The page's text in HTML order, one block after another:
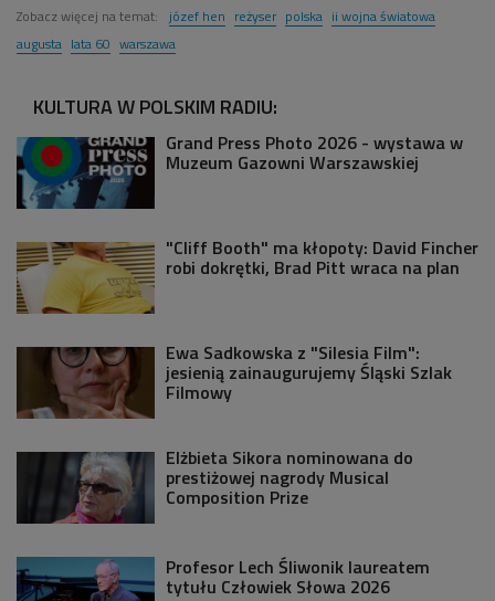
Zobacz więcej na temat: józef hen reżyser polska ii wojna światowa
augusta lata 60 warszawa
KULTURA W POLSKIM RADIU:
Grand Press Photo 2026 - wystawa w
Muzeum Gazowni Warszawskiej
"Cliff Booth" ma kłopoty: David Fincher
robi dokrętki, Brad Pitt wraca na plan
Ewa Sadkowska z "Silesia Film":
jesienią zainaugurujemy Śląski Szlak
Filmowy
Elżbieta Sikora nominowana do
prestiżowej nagrody Musical
Composition Prize
Profesor Lech Śliwonik laureatem
tytułu Człowiek Słowa 2026